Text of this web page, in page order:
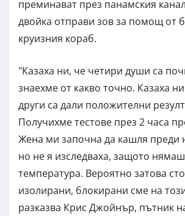
преминават през панамския
двойка отправи зов за помощ от
круизния кораб.
"Казаха ни, че четири души са
знаехме от какво точно. Казаха
други са дали положителни
Получихме тестове през 2 часа
Жена ми започна да кашля преди
но не я изследваха, защото
температура. Вероятно затова
изолирани, блокирани сме на
разказва Крис Джойнър, пътник